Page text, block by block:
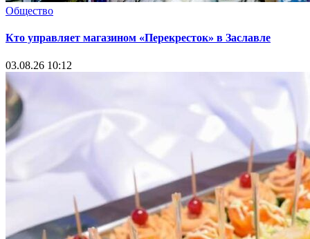
Общество
Кто управляет магазином «Перекресток» в Заславле
03.08.26 10:12